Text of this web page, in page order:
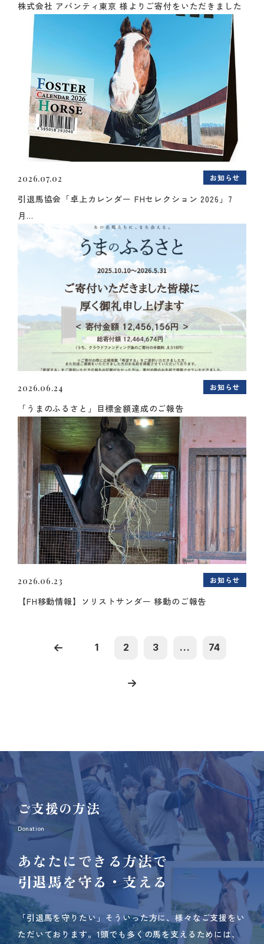
株式会社 アバンティ東京 様よりご寄付をいただきました
2026.07.02 お知らせ
引退馬協会「卓上カレンダー FHセレクション 2026」7
月...
2026.06.24 お知らせ
「うまのふるさと」目標金額達成のご報告
2026.06.23 お知らせ
【FH移動情報】ソリストサンダー 移動のご報告
1 2 3 ... 74
ご支援の方法
Donation
あなたにできる方法で
引退馬を守る・支える
「引退馬を守りたい」そういった方に、様々なご支援をい
ただいております。 1頭でも多くの馬を支えるためには、